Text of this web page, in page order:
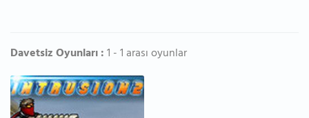
Davetsiz Oyunları :1 - 1 arası oyunlar